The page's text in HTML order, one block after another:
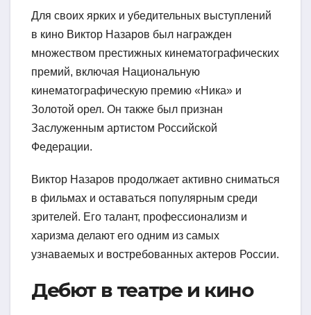
Для своих ярких и убедительных выступлений
в кино Виктор Назаров был награжден
множеством престижных кинематографических
премий, включая Национальную
кинематографическую премию «Ника» и
Золотой орел. Он также был признан
Заслуженным артистом Российской
Федерации.
Виктор Назаров продолжает активно сниматься
в фильмах и оставаться популярным среди
зрителей. Его талант, профессионализм и
харизма делают его одним из самых
узнаваемых и востребованных актеров России.
Дебют в театре и кино